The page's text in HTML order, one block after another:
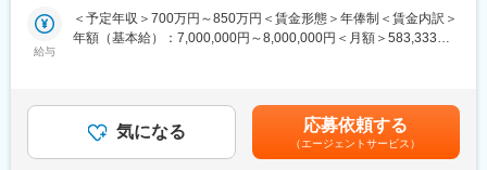
美容外科で利用される美容機器の卸販売・賃貸・メンテナンスを
行っており、各種医学会やセミナーにも積極的に出展し、国内・
います。
◎クリニックでは、当社の受付スタッフやカウンセラーが実務面
をしっかりサポートいるため、既存店舗のサポートだけでなく新
に前へ進めるミドルPMとしての役割を期待しています。
親会社 メディカルシステムネットワークでは、「なの花薬局」チ
■事業概要
「すべての人が健康を自ら選択できる社会」の実現を目指し、患
者と薬局のコミュニケーションを支援するデジタル医療プラット
給与
＜予定年収＞700万円～850万円＜賃金形態＞年俸制＜賃金内訳＞
年額（基本給）：7,000,000円～8,000,000円＜月額＞583,333円
あります。月給(月額)は固定手当を含めた表記です。
気になる 応募依頼する
（エージェントサービス）